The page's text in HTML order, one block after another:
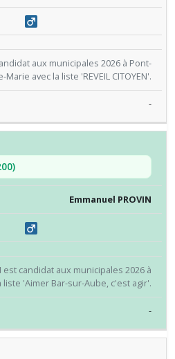
aux municipales 2026 à Pont-
Marie avec la liste 'REVEIL CITOYEN'.
-
Emmanuel PROVIN
est candidat aux municipales 2026 à
liste 'Aimer Bar-sur-Aube, c'est agir'.
-